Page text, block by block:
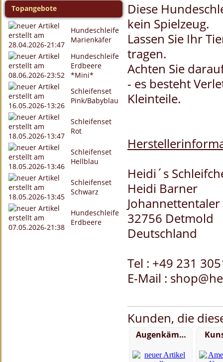
Topangebote
Hundeschleife
Marienkäfer
Hundeschleife
Erdbeere
*Mini*
Schleifenset
Pink/Babyblau
Schleifenset
Rot
Schleifenset
Hellblau
Schleifenset
Schwarz
Hundeschleife
Erdbeere
Diese
kein Spielzeug.
Lassen Sie Ihr
tragen.
Achten Sie
- es besteht
Kleinteile.
Heidi´s
Heidi Barner
Johannettentaler
32756 Detmold
Deutschland
Tel : +49 231
E-Mail :
Kunden, die
Augenkäm…